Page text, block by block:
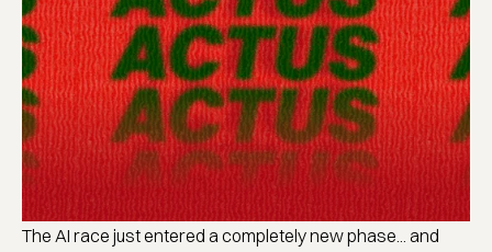
The AI race just entered a completely new phase... and